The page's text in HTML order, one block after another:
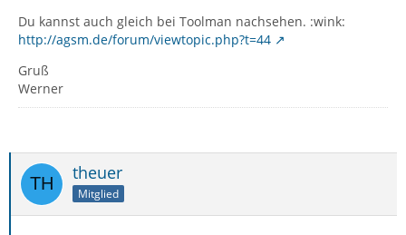
Du kannst auch gleich bei Toolman nachsehen. :wink:
http://agsm.de/forum/viewtopic.php?t=44
Gruß
Werner
theuer
Mitglied